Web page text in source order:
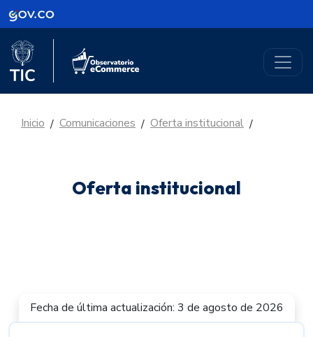
Logo Gobierno de Colombia
Logo del Ministerio TIC Logo Observatorio eCommerce
Inicio / Comunicaciones / Oferta institucional /
Oferta institucional
Fecha de última actualización: 3 de agosto de 2026